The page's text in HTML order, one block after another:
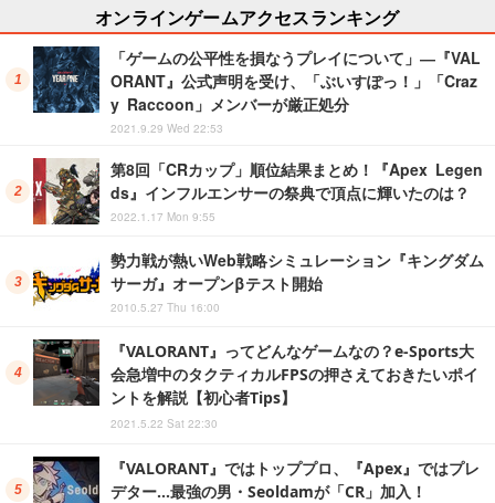
オンラインゲームアクセスランキング
「ゲームの公平性を損なうプレイについて」―『VAL
ORANT』公式声明を受け、「ぶいすぽっ！」「Craz
y Raccoon」メンバーが厳正処分
2021.9.29 Wed 22:53
第8回「CRカップ」順位結果まとめ！『Apex Legen
ds』インフルエンサーの祭典で頂点に輝いたのは？
2022.1.17 Mon 9:55
勢力戦が熱いWeb戦略シミュレーション『キングダム
サーガ』オープンβテスト開始
2010.5.27 Thu 16:00
『VALORANT』ってどんなゲームなの？e-Sports大
会急増中のタクティカルFPSの押さえておきたいポイ
ントを解説【初心者Tips】
2021.5.22 Sat 22:30
『VALORANT』ではトッププロ、『Apex』ではプレ
デター…最強の男・Seoldamが「CR」加入！